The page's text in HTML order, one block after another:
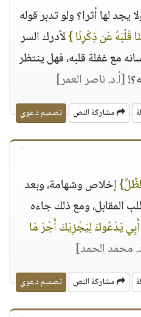
يجد لها أثرا؟ ولو تدبر قوله
قَلْبَهُ عَن ذِكْرِنَا }لأدرك السر
مع غفلة قلبه، فهل ينتظر
[أ.د. ناصر العمر]
مشاركة النص تصميم دعوي
إخلاص وشهامة، وبعد
المقابل، ومع ذلك جاءه
يَدْعُوكَ لِيَجْزِيَكَ أَجْرَ مَا
محمد الحمد]
مشاركة النص تصميم دعوي